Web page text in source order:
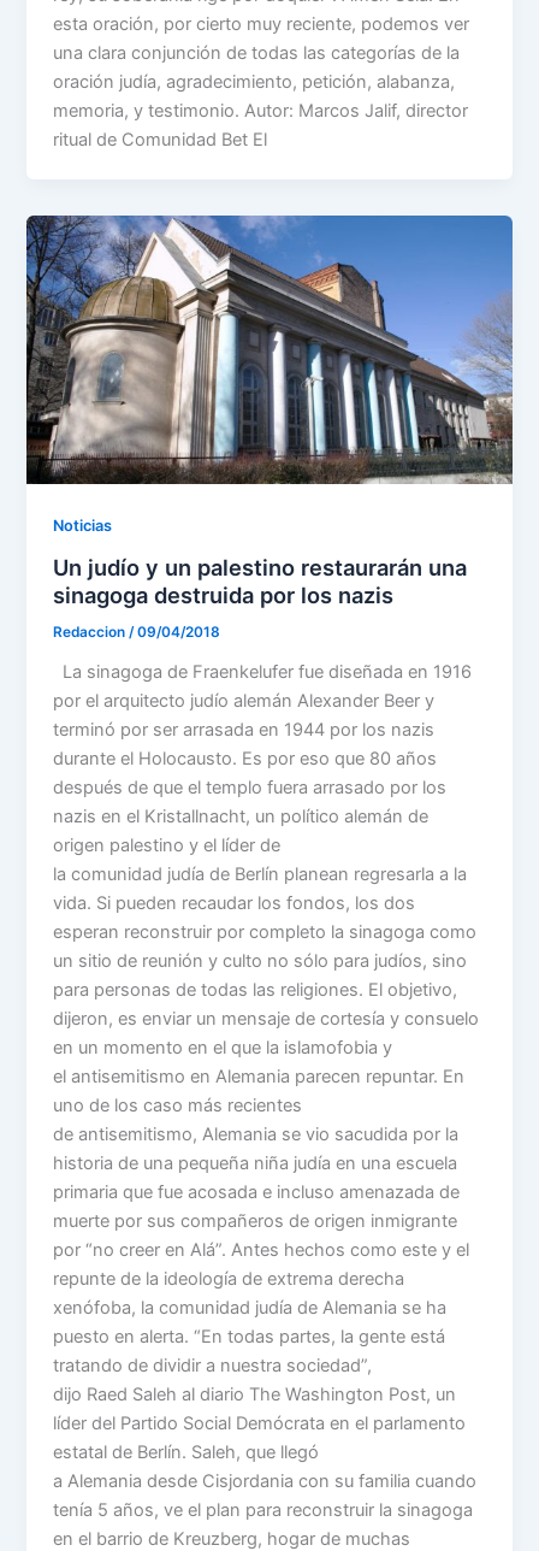
esta oración, por cierto muy reciente, podemos ver
una clara conjunción de todas las categorías de la
oración judía, agradecimiento, petición, alabanza,
memoria, y testimonio. Autor: Marcos Jalif, director
ritual de Comunidad Bet El
Noticias
Un judío y un palestino restaurarán una
sinagoga destruida por los nazis
Redaccion /09/04/2018
La sinagoga de Fraenkelufer fue diseñada en 1916
por el arquitecto judío alemán Alexander Beer y
terminó por ser arrasada en 1944 por los nazis
durante el Holocausto. Es por eso que 80 años
después de que el templo fuera arrasado por los
nazis en el Kristallnacht, un político alemán de
origen palestino y el líder de
la comunidad judía de Berlín planean regresarla a la
vida. Si pueden recaudar los fondos, los dos
esperan reconstruir por completo la sinagoga como
un sitio de reunión y culto no sólo para judíos, sino
para personas de todas las religiones. El objetivo,
dijeron, es enviar un mensaje de cortesía y consuelo
en un momento en el que la islamofobia y
el antisemitismo en Alemania parecen repuntar. En
uno de los caso más recientes
de antisemitismo, Alemania se vio sacudida por la
historia de una pequeña niña judía en una escuela
primaria que fue acosada e incluso amenazada de
muerte por sus compañeros de origen inmigrante
por “no creer en Alá”. Antes hechos como este y el
repunte de la ideología de extrema derecha
xenófoba, la comunidad judía de Alemania se ha
puesto en alerta. “En todas partes, la gente está
tratando de dividir a nuestra sociedad”,
dijo Raed Saleh al diario The Washington Post, un
líder del Partido Social Demócrata en el parlamento
estatal de Berlín. Saleh, que llegó
a Alemania desde Cisjordania con su familia cuando
tenía 5 años, ve el plan para reconstruir la sinagoga
en el barrio de Kreuzberg, hogar de muchas